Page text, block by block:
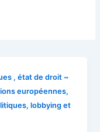
, état de droit ~
européennes,
lobbying et